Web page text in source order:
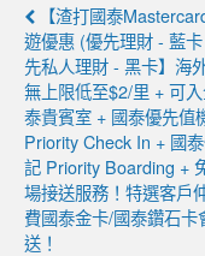
【渣打國泰
遊優惠 (優先理財 - 藍
先私人理財 - 黑卡】海
無上限低至$2/里 + 可
泰貴賓室 + 國泰優先值
Priority Check In + 國
記 Priority Boarding +
場接送服務！特選客戶
費國泰金卡/國泰鑽石卡
送！